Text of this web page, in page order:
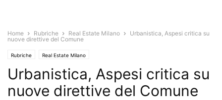
Home Rubriche Real Estate Milano
Urbanistica, Aspesi critica su
nuove direttive del Comune
Rubriche Real Estate Milano
Urbanistica, Aspesi critica su
nuove direttive del Comune